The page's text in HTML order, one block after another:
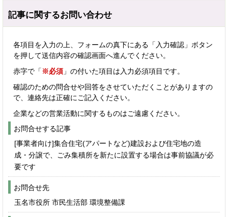
記事に関するお問い合わせ
各項目を入力の上、フォームの真下にある「入力確認」ボタン
を押して送信内容の確認画面へ進んでください。
赤字で「 ※必須 」の付いた項目は入力必須項目です。
確認のための問合せや回答をさせていただくことがありますの
で、連絡先は正確にご記入ください。
企業などの営業活動に関するものはご遠慮ください。
お問合せする記事
[事業者向け]集合住宅(アパートなど)建設および住宅地の造
成・分譲で、ごみ集積所を新たに設置する場合は事前協議が必
要です
お問合せ先
玉名市役所 市民生活部 環境整備課